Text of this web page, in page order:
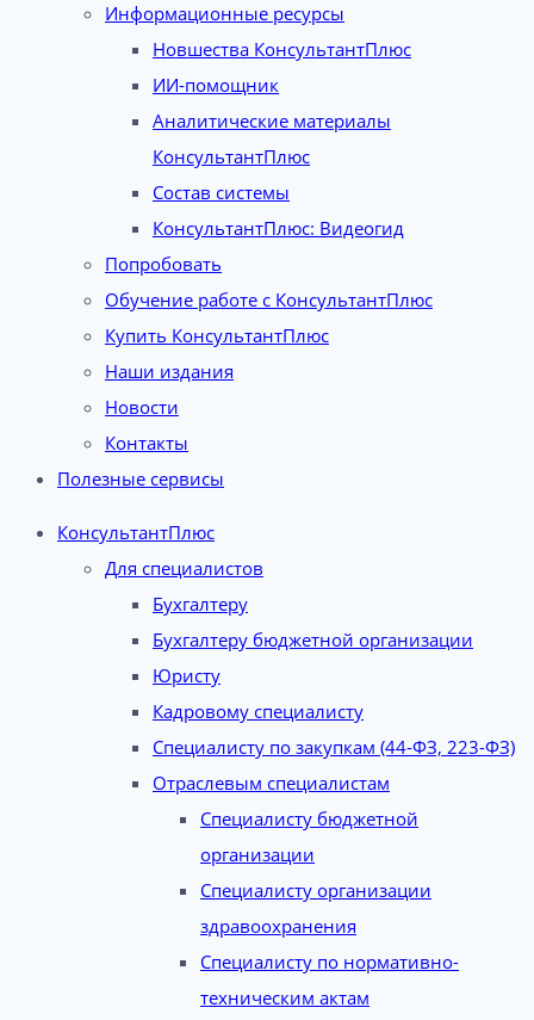
Информационные ресурсы
Новшества КонсультантПлюс
ИИ-помощник
Аналитические материалы
КонсультантПлюс
Состав системы
КонсультантПлюс: Видеогид
Попробовать
Обучение работе с КонсультантПлюс
Купить КонсультантПлюс
Наши издания
Новости
Контакты
Полезные сервисы
КонсультантПлюс
Для специалистов
Бухгалтеру
Бухгалтеру бюджетной организации
Юристу
Кадровому специалисту
Специалисту по закупкам (44-ФЗ, 223-ФЗ)
Отраслевым специалистам
Специалисту бюджетной
организации
Специалисту организации
здравоохранения
Специалисту по нормативно-
техническим актам